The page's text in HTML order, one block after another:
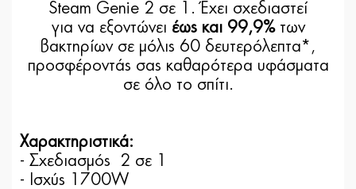
Steam Genie 2 σε 1. Έχει σχεδιαστεί
για να εξοντώνει έως και 99,9%των
βακτηρίων σε μόλις 60 δευτερόλεπτα*,
προσφέροντάς σας καθαρότερα υφάσματα
σε όλο το σπίτι.
Χαρακτηριστικά:
- Σχεδιασμός 2 σε 1
- Ισχύς 1700W